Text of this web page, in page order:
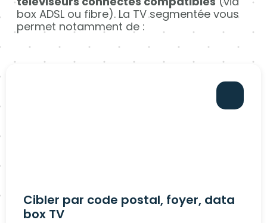
box ADSL ou fibre). La TV segmentée vous
permet notamment de :
Cibler par code postal, foyer, data
box TV